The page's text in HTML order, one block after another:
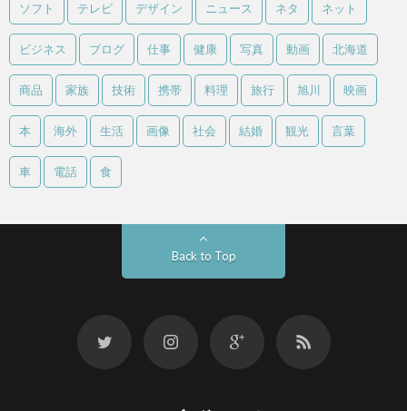
ソフト テレビ デザイン ニュース ネタ ネット
ビジネス ブログ 仕事 健康 写真 動画 北海道
商品 家族 技術 携帯 料理 旅行 旭川 映画
本 海外 生活 画像 社会 結婚 観光 言葉
車 電話 食
Back to Top